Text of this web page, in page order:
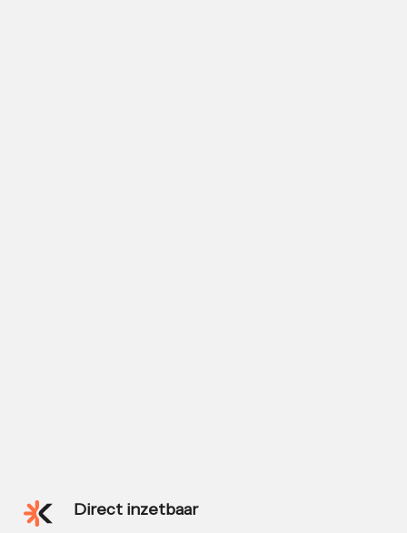
Direct inzetbaar